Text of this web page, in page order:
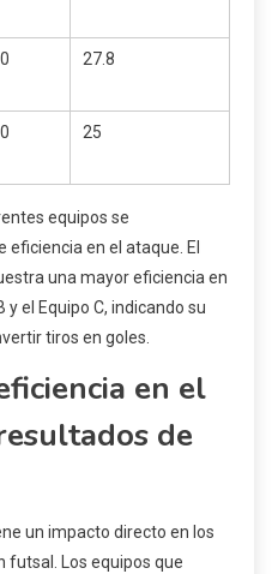
27.8
25
equipos se
en el ataque. El
una mayor eficiencia en
el Equipo C, indicando su
tiros en goles.
en el
de
un impacto directo en los
futsal. Los equipos que